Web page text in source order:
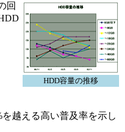
HDD容量の推移
回
越える高い普及率を示し